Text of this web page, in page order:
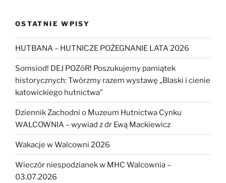
OSTATNIE WPISY
HUTBANA – HUTNICZE POŻEGNANIE LATA 2026
Somsiod! DEJ POZōR! Poszukujemy pamiątek
historycznych: Twórzmy razem wystawę „Blaski i cienie
katowickiego hutnictwa”
Dziennik Zachodni o Muzeum Hutnictwa Cynku
WALCOWNIA – wywiad z dr Ewą Mackiewicz
Wakacje w Walcowni 2026
Wieczór niespodzianek w MHC Walcownia –
03.07.2026